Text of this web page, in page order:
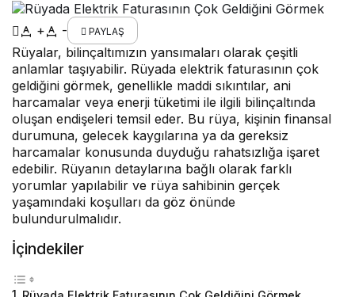
+ - PAYLAŞ
Rüyalar, bilinçaltımızın yansımaları olarak çeşitli
anlamlar taşıyabilir. Rüyada elektrik faturasının çok
geldiğini görmek, genellikle maddi sıkıntılar, ani
harcamalar veya enerji tüketimi ile ilgili bilinçaltında
oluşan endişeleri temsil eder. Bu rüya, kişinin finansal
durumuna, gelecek kaygılarına ya da gereksiz
harcamalar konusunda duyduğu rahatsızlığa işaret
edebilir. Rüyanın detaylarına bağlı olarak farklı
yorumlar yapılabilir ve rüya sahibinin gerçek
yaşamındaki koşulları da göz önünde
bulundurulmalıdır.
İçindekiler